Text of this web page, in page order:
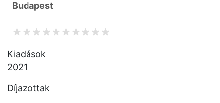
Budapest
Kiadások
2021
Díjazottak